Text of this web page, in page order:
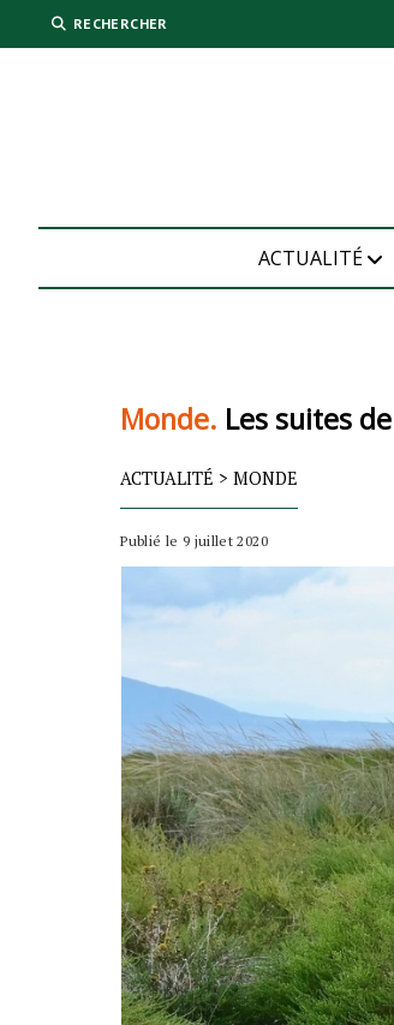
RECHERCHER
ACTUALITÉ
Monde. Les suites
ACTUALITÉ >MONDE
Publié le 9 juillet 2020